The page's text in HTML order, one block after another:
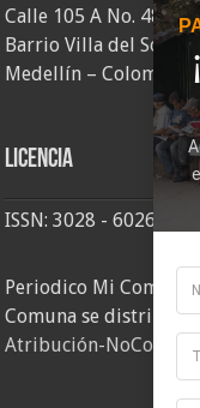
Calle 105 A No. 48AA
Barrio Villa del
Medellín – Colombia
Licencia
ISSN: 3028 - 6026
Periodico Mi Comuna
Comuna se
Atribución-